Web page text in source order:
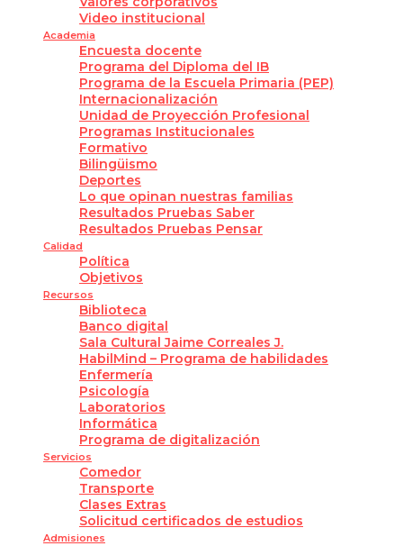
Video institucional
Academia
Encuesta docente
Programa del Diploma del IB
Programa de la Escuela Primaria (PEP)
Internacionalización
Unidad de Proyección Profesional
Programas Institucionales
Formativo
Bilingüismo
Deportes
Lo que opinan nuestras familias
Resultados Pruebas Saber
Resultados Pruebas Pensar
Calidad
Política
Objetivos
Recursos
Biblioteca
Banco digital
Sala Cultural Jaime Correales J.
HabilMind – Programa de habilidades
Enfermería
Psicología
Laboratorios
Informática
Programa de digitalización
Servicios
Comedor
Transporte
Clases Extras
Solicitud certificados de estudios
Admisiones